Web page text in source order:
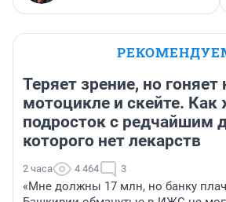
Теряет зрение, но гоняет
мотоцикле и скейте. Как
подросток с редчайшим
которого нет лекарств
2 часа 4 464 3
«Мне должны 17 млн, но банку